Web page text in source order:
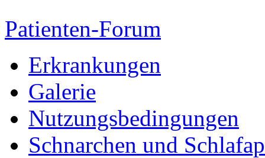
Patienten-Forum
Erkrankungen
Galerie
Nutzungsbedingungen
Schnarchen und